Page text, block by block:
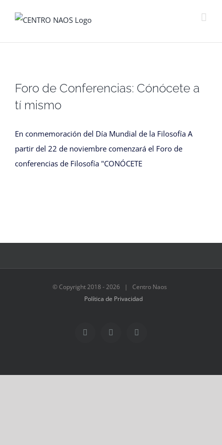
Foro de Conferencias: Cónócete a
tí mismo
En conmemoración del Día Mundial de la Filosofía A
partir del 22 de noviembre comenzará el Foro de
conferencias de Filosofía "CONÓCETE
© Copyright 2018 -2026 | Centro Naos
Política de Privacidad
Facebook Twitter